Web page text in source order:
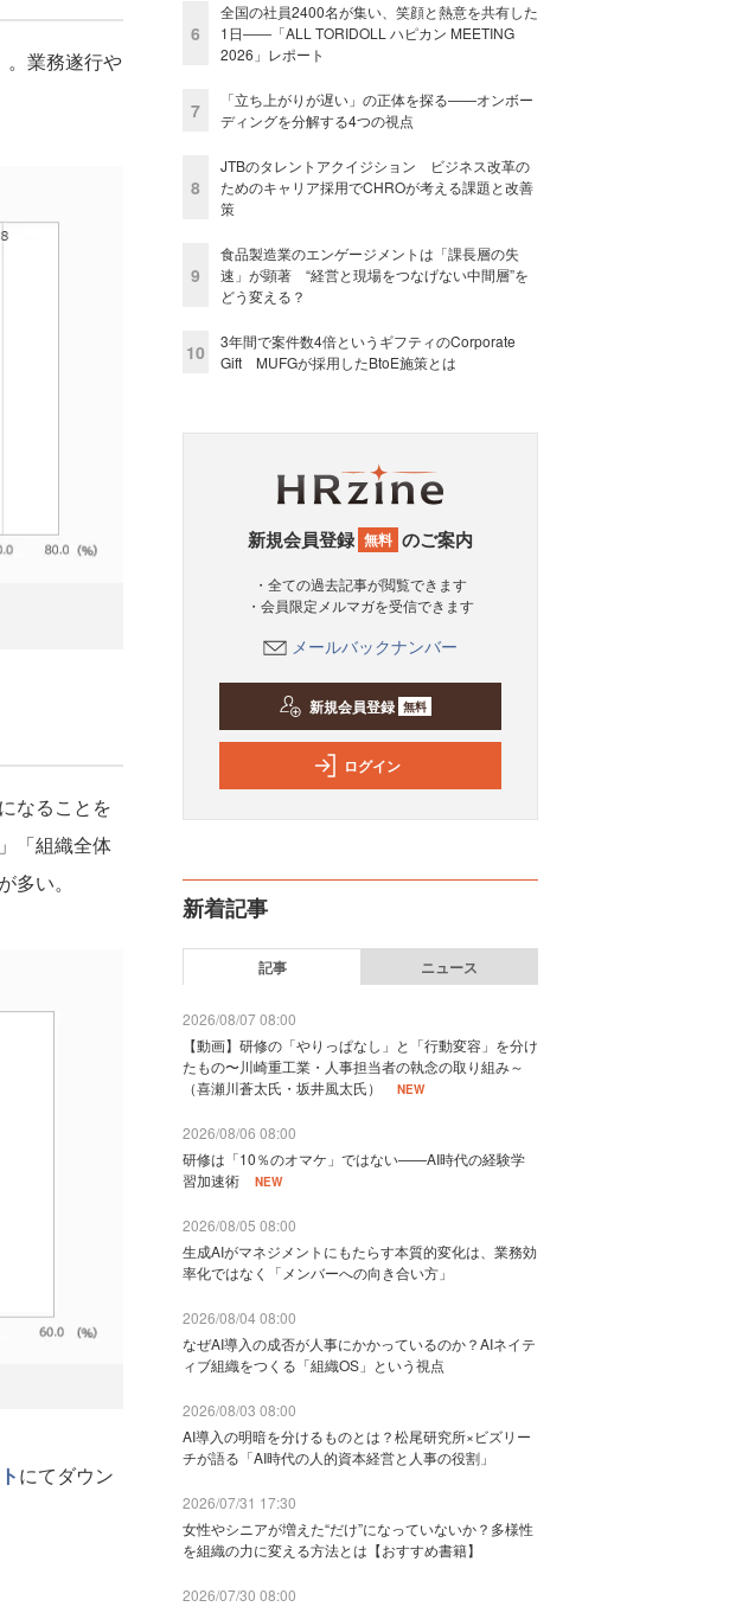
業務遂行や
なることを
「組織全体
い。
にてダウン
6
全国の社員2400名が集い、笑顔と熱意を共有した
1日――「ALL TORIDOLL ハピカン MEETING
2026」レポート
7
「立ち上がりが遅い」の正体を探る——オンボー
ディングを分解する4つの視点
8
JTBのタレントアクイジション ビジネス改革の
ためのキャリア採用でCHROが考える課題と改善
策
9
食品製造業のエンゲージメントは「課長層の失
速」が顕著 “経営と現場をつなげない中間層”を
どう変える？
10
3年間で案件数4倍というギフティのCorporate
Gift MUFGが採用したBtoE施策とは
新規会員登録 無料 のご案内
・全ての過去記事が閲覧できます
・会員限定メルマガを受信できます
メールバックナンバー
新規会員登録 無料
ログイン
新着記事
記事 ニュース
2026/08/07 08:00
【動画】研修の「やりっぱなし」と「行動変容」を分け
たもの〜川崎重工業・人事担当者の執念の取り組み～
（喜瀬川蒼太氏・坂井風太氏）
NEW
2026/08/06 08:00
研修は「10％のオマケ」ではない——AI時代の経験学
習加速術
NEW
2026/08/05 08:00
生成AIがマネジメントにもたらす本質的変化は、業務効
率化ではなく「メンバーへの向き合い方」
2026/08/04 08:00
なぜAI導入の成否が人事にかかっているのか？AIネイテ
ィブ組織をつくる「組織OS」という視点
2026/08/03 08:00
AI導入の明暗を分けるものとは？松尾研究所×ビズリー
チが語る「AI時代の人的資本経営と人事の役割」
2026/07/31 17:30
女性やシニアが増えた“だけ”になっていないか？多様性
を組織の力に変える方法とは【おすすめ書籍】
2026/07/30 08:00